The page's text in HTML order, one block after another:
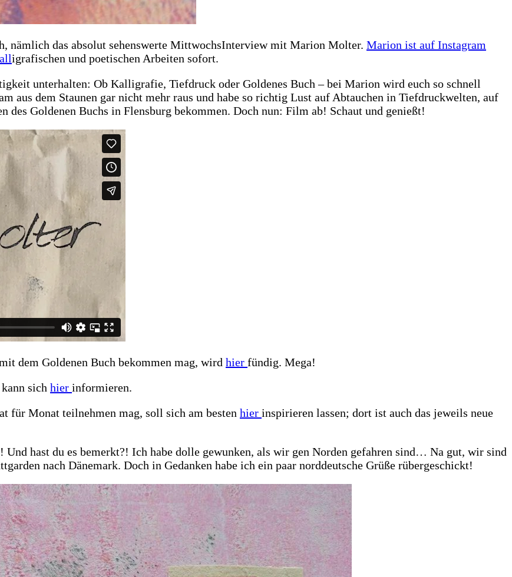
nämlich das absolut sehenswerte MittwochsInterview mit Marion Molter. Marion ist auf Instagram
igrafischen und poetischen Arbeiten sofort.
unterhalten: Ob Kalligrafie, Tiefdruck oder Goldenes Buch – bei Marion wird euch so schnell
aus dem Staunen gar nicht mehr raus und habe so richtig Lust auf Abtauchen in Tiefdruckwelten, auf
des Goldenen Buchs in Flensburg bekommen. Doch nun: Film ab! Schaut und genießt!
dem Goldenen Buch bekommen mag, wird hier fündig. Mega!
sich hier informieren.
für Monat teilnehmen mag, soll sich am besten hier inspirieren lassen; dort ist auch das jeweils neue
hast du es bemerkt?! Ich habe dolle gewunken, als wir gen Norden gefahren sind… Na gut, wir sind
nach Dänemark. Doch in Gedanken habe ich ein paar norddeutsche Grüße rübergeschickt!